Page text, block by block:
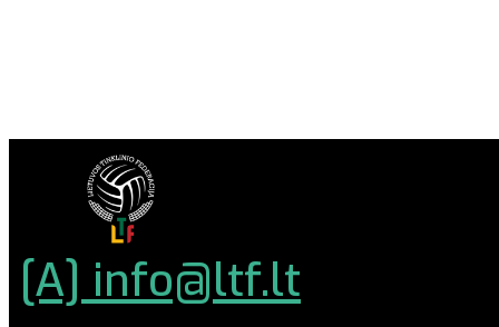
[A] info@ltf.lt